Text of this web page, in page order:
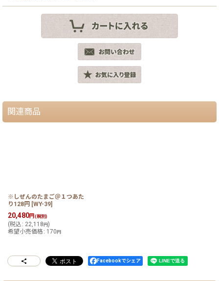
関連商品
※しぜんのたまご＠１つあた
り128円 [WY-39]
20,480円(税別)
(税込 : 22,118円)
希望小売価格 : 170円
Facebookでシェア